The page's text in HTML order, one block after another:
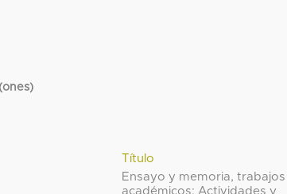
Título
Ensayo y memoria, trabajos
académicos: Actividades y